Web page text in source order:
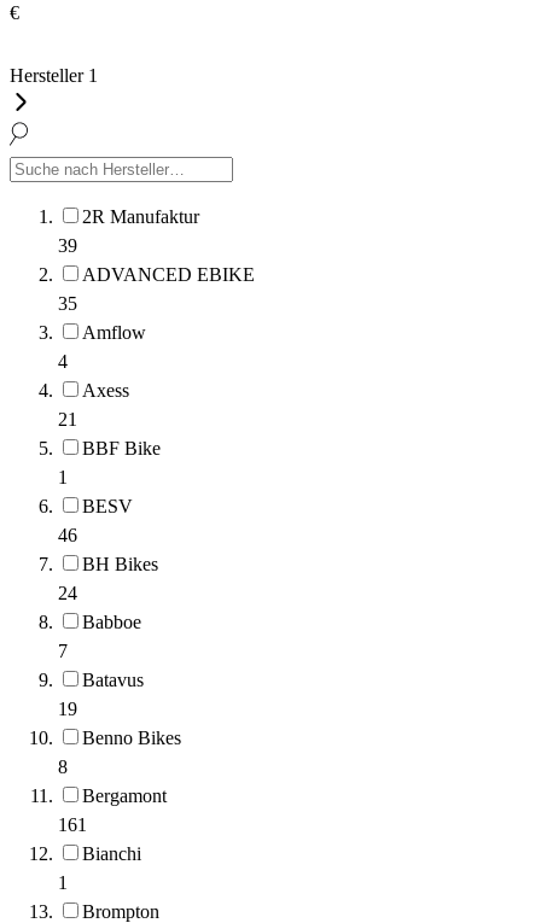
€
Hersteller 1
2R Manufaktur
39
ADVANCED EBIKE
35
Amflow
4
Axess
21
BBF Bike
1
BESV
46
BH Bikes
24
Babboe
7
Batavus
19
Benno Bikes
8
Bergamont
161
Bianchi
1
Brompton